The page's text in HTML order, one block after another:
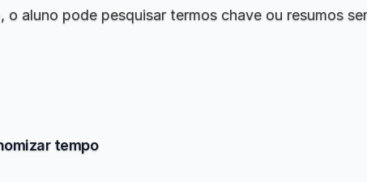
aluno pode pesquisar termos chave ou resumos
tempo